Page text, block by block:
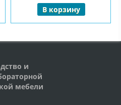
В корзину
и
мебели